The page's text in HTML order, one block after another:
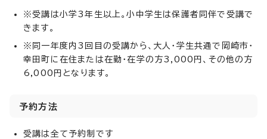
※受講は小学3年生以上。小中学生は保護者同伴で受講で
きます。
※同一年度内3回目の受講から、大人・学生共通で岡崎市・
幸田町に在住または在勤・在学の方3,000円、その他の方
6,000円となります。
予約方法
受講は全て予約制です